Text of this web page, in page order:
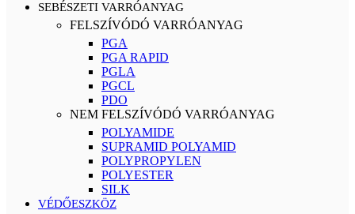
SEBÉSZETI VARRÓANYAG
FELSZÍVÓDÓ VARRÓANYAG
PGA
PGA RAPID
PGLA
PGCL
PDO
NEM FELSZÍVÓDÓ VARRÓANYAG
POLYAMIDE
SUPRAMID POLYAMID
POLYPROPYLEN
POLYESTER
SILK
VÉDŐESZKÖZ